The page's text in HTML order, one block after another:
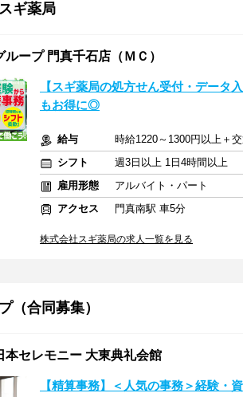
ギ薬局
ループ 門真千石店（ＭＣ）
【スギ薬局の処方せん受付・デー
もお得に◎
給与
時給1220～1300円以上＋
シフト
週3日以上 1日4時間以上
雇用形態
アルバイト・パート
アクセス
門真南駅 車5分
株式会社スギ薬局の求人一覧を見る
（合同募集）
本セレモニー 大東典礼会館
【精算事務】＜人気の事務＞経験・